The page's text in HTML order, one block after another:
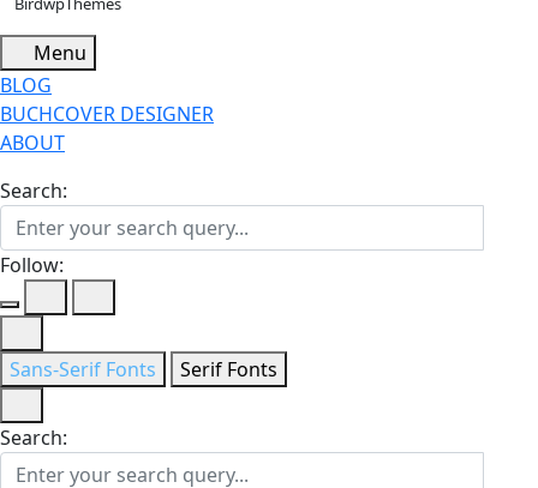
Menu
BLOG
BUCHCOVER DESIGNER
ABOUT
Search:
Follow:
Sans-Serif Fonts Serif Fonts
Search: